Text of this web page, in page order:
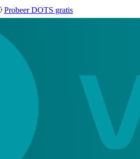
Probeer DOTS gratis